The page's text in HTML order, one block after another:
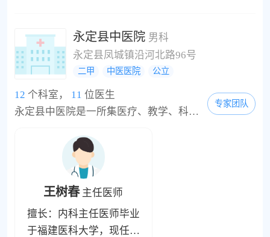
永定县中医院 男科
永定县凤城镇沿河北路96号
二甲 中医医院 公立
12 个科室， 11 位医生
永定县中医院是一所集医疗、教学、科研于一体的二级甲等中医医院，占地面积5320平方米，建筑面积8658平方米，现有职员171人，高级职称13人，中级职称38人，核定床位115张，设有以中医为主的内、外、妇、儿、骨伤等10多个临床科室。其中骨伤科、针灸理疗康复科为医院重点专科，先后被国家中医药管理局列为农村医疗机构中医特色专科。急诊开通了5836120急救电话，并加入全市120急救网络。今年来，我院投入1000万元，新建了一座5058平方米的多功能...
专家团队
王树春 主任医师
擅长：内科主任医师毕业
于福建医科大学，现任中